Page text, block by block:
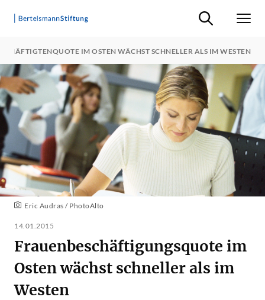
Suche ein-/
IM OSTEN WÄCHST SCHNELLER ALS IM WESTEN
Eric Audras / PhotoAlto
14.01.2015
Frauenbeschäftigungsquote im
Osten wächst schneller als im
Westen